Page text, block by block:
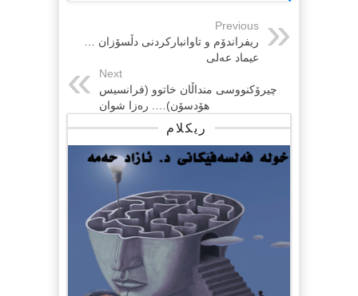
Previous
ریفراندۆم و تاوانباركردنی دڵسۆزان …
عیماد عەلی
Next
چیرۆکنووسی منداڵان خاتوو (فرانسیس
هۆدسۆن)…. رەزا شوان
ریکلام